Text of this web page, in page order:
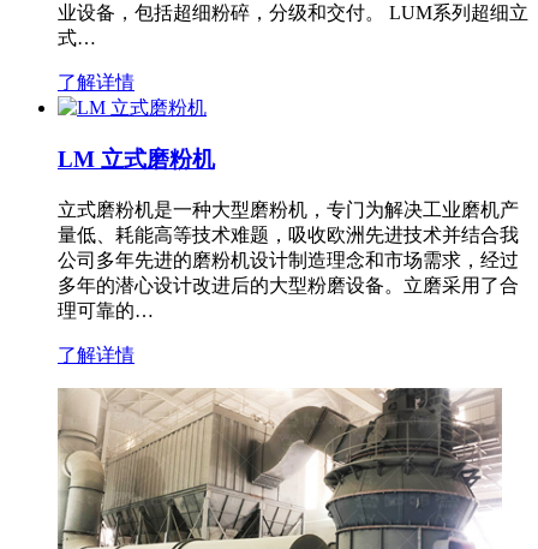
业设备，包括超细粉碎，分级和交付。 LUM系列超细立
式…
了解详情
LM 立式磨粉机
立式磨粉机是一种大型磨粉机，专门为解决工业磨机产
量低、耗能高等技术难题，吸收欧洲先进技术并结合我
公司多年先进的磨粉机设计制造理念和市场需求，经过
多年的潜心设计改进后的大型粉磨设备。立磨采用了合
理可靠的…
了解详情